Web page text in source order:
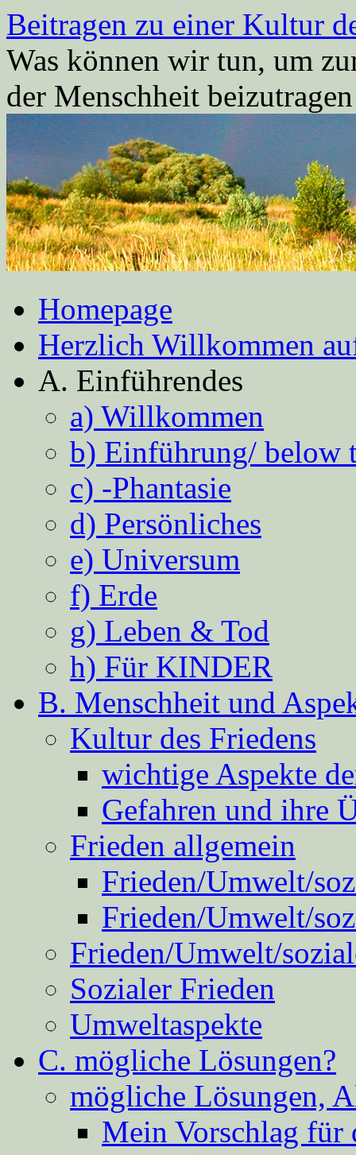
Zum
Inhalt
springen
Beitragen zu einer Kultur
Was können wir tun, um
der Menschheit
Homepage
Herzlich Willkommen
A. Einführendes
a) Willkommen
b) Einführung/ below
c) -Phantasie
d) Persönliches
e) Universum
f) Erde
g) Leben & Tod
h) Für KINDER
B. Menschheit und
Kultur des Friedens
wichtige Aspekte
Gefahren und ihre
Frieden allgemein
Frieden/Umwelt/
Frieden/Umwelt/
Frieden/Umwelt/
Sozialer Frieden
Umweltaspekte
C. mögliche Lösungen?
mögliche Lösungen,
Mein Vorschlag für